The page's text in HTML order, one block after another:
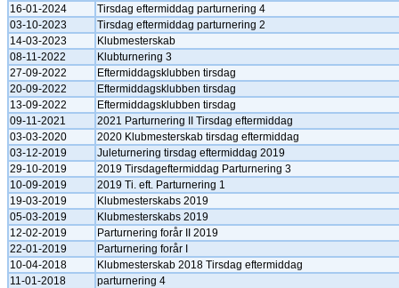
16-01-2024
Tirsdag eftermiddag parturnering 4
03-10-2023
Tirsdag eftermiddag parturnering 2
14-03-2023
Klubmesterskab
08-11-2022
Klubturnering 3
27-09-2022
Eftermiddagsklubben tirsdag
20-09-2022
Eftermiddagsklubben tirsdag
13-09-2022
Eftermiddagsklubben tirsdag
09-11-2021
2021 Parturnering II Tirsdag eftermiddag
03-03-2020
2020 Klubmesterskab tirsdag eftermiddag
03-12-2019
Juleturnering tirsdag eftermiddag 2019
29-10-2019
2019 Tirsdageftermiddag Parturnering 3
10-09-2019
2019 Ti. eft. Parturnering 1
19-03-2019
Klubmesterskabs 2019
05-03-2019
Klubmesterskabs 2019
12-02-2019
Parturnering forår II 2019
22-01-2019
Parturnering forår I
10-04-2018
Klubmesterskab 2018 Tirsdag eftermiddag
11-01-2018
parturnering 4